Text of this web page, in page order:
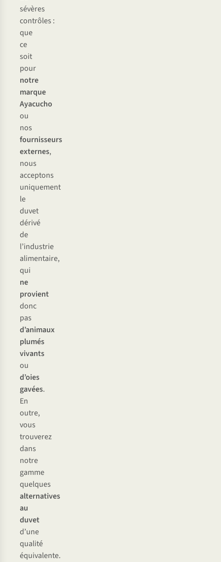
sévères
contrôles :
que
ce
soit
pour
notre
marque
Ayacucho
ou
nos
fournisseurs
externes,
nous
acceptons
uniquement
le
duvet
dérivé
de
l’industrie
alimentaire,
qui
ne
provient
donc
pas
d’animaux
plumés
vivants
ou
d’oies
gavées.
En
outre,
vous
trouverez
dans
notre
gamme
quelques
alternatives
au
duvet
d’une
qualité
équivalente.